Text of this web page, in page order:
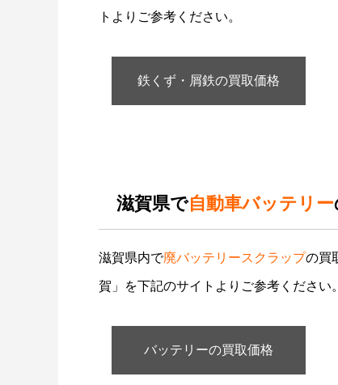
トよりご参考ください。
鉄くず・屑鉄の買取価格
滋賀県で自動車バッテリー
滋賀県内で廃バッテリースクラップの買
賀」を下記のサイトよりご参考ください。
バッテリーの買取価格